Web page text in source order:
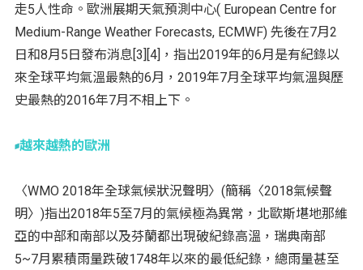
走5人性命。歐洲展期天氣預測中心( European Centre for
Medium-Range Weather Forecasts, ECMWF) 先後在7月2
日和8月5日發布消息[3][4]，指出2019年的6月是有紀錄以
來全球平均氣溫最熱的6月，2019年7月全球平均氣溫與歷
史最熱的2016年7月不相上下。
越來越熱的歐洲
〈WMO 2018年全球氣候狀況聲明〉(簡稱〈2018氣候聲
明〉)指出2018年5至7月的氣候極為異常，北歐斯堪地那維
亞的中部和南部以及芬蘭都出現破紀錄高溫，瑞典南部
5~7月累積雨量跌破1748年以來的最低紀錄，總雨量甚至